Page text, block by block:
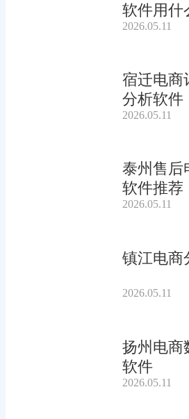
软件用什
2026.05.11
宿迁电商
分析软件
2026.05.11
泰州售后
软件推荐
2026.05.11
镇江电商
2026.05.11
扬州电商
软件
2026.05.11